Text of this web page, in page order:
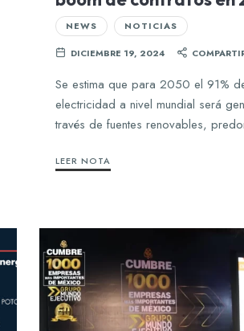
NEWS NOTICIAS
DICIEMBRE 19, 2024
Se estima que para 2050 el 91%
electricidad a nivel mundial será
través de fuentes renovables,
LEER NOTA